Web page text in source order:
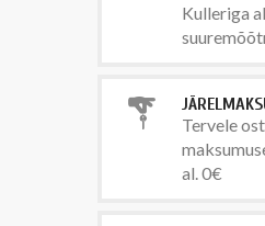
Kulleriga
Tervele
al. 0€